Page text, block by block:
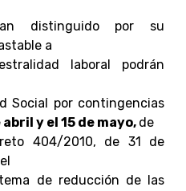
distinguido por su
a
laboral podrán
Social por contingencias
y el 15 de mayo, de
404/2010, de 31 de
de reducción de las